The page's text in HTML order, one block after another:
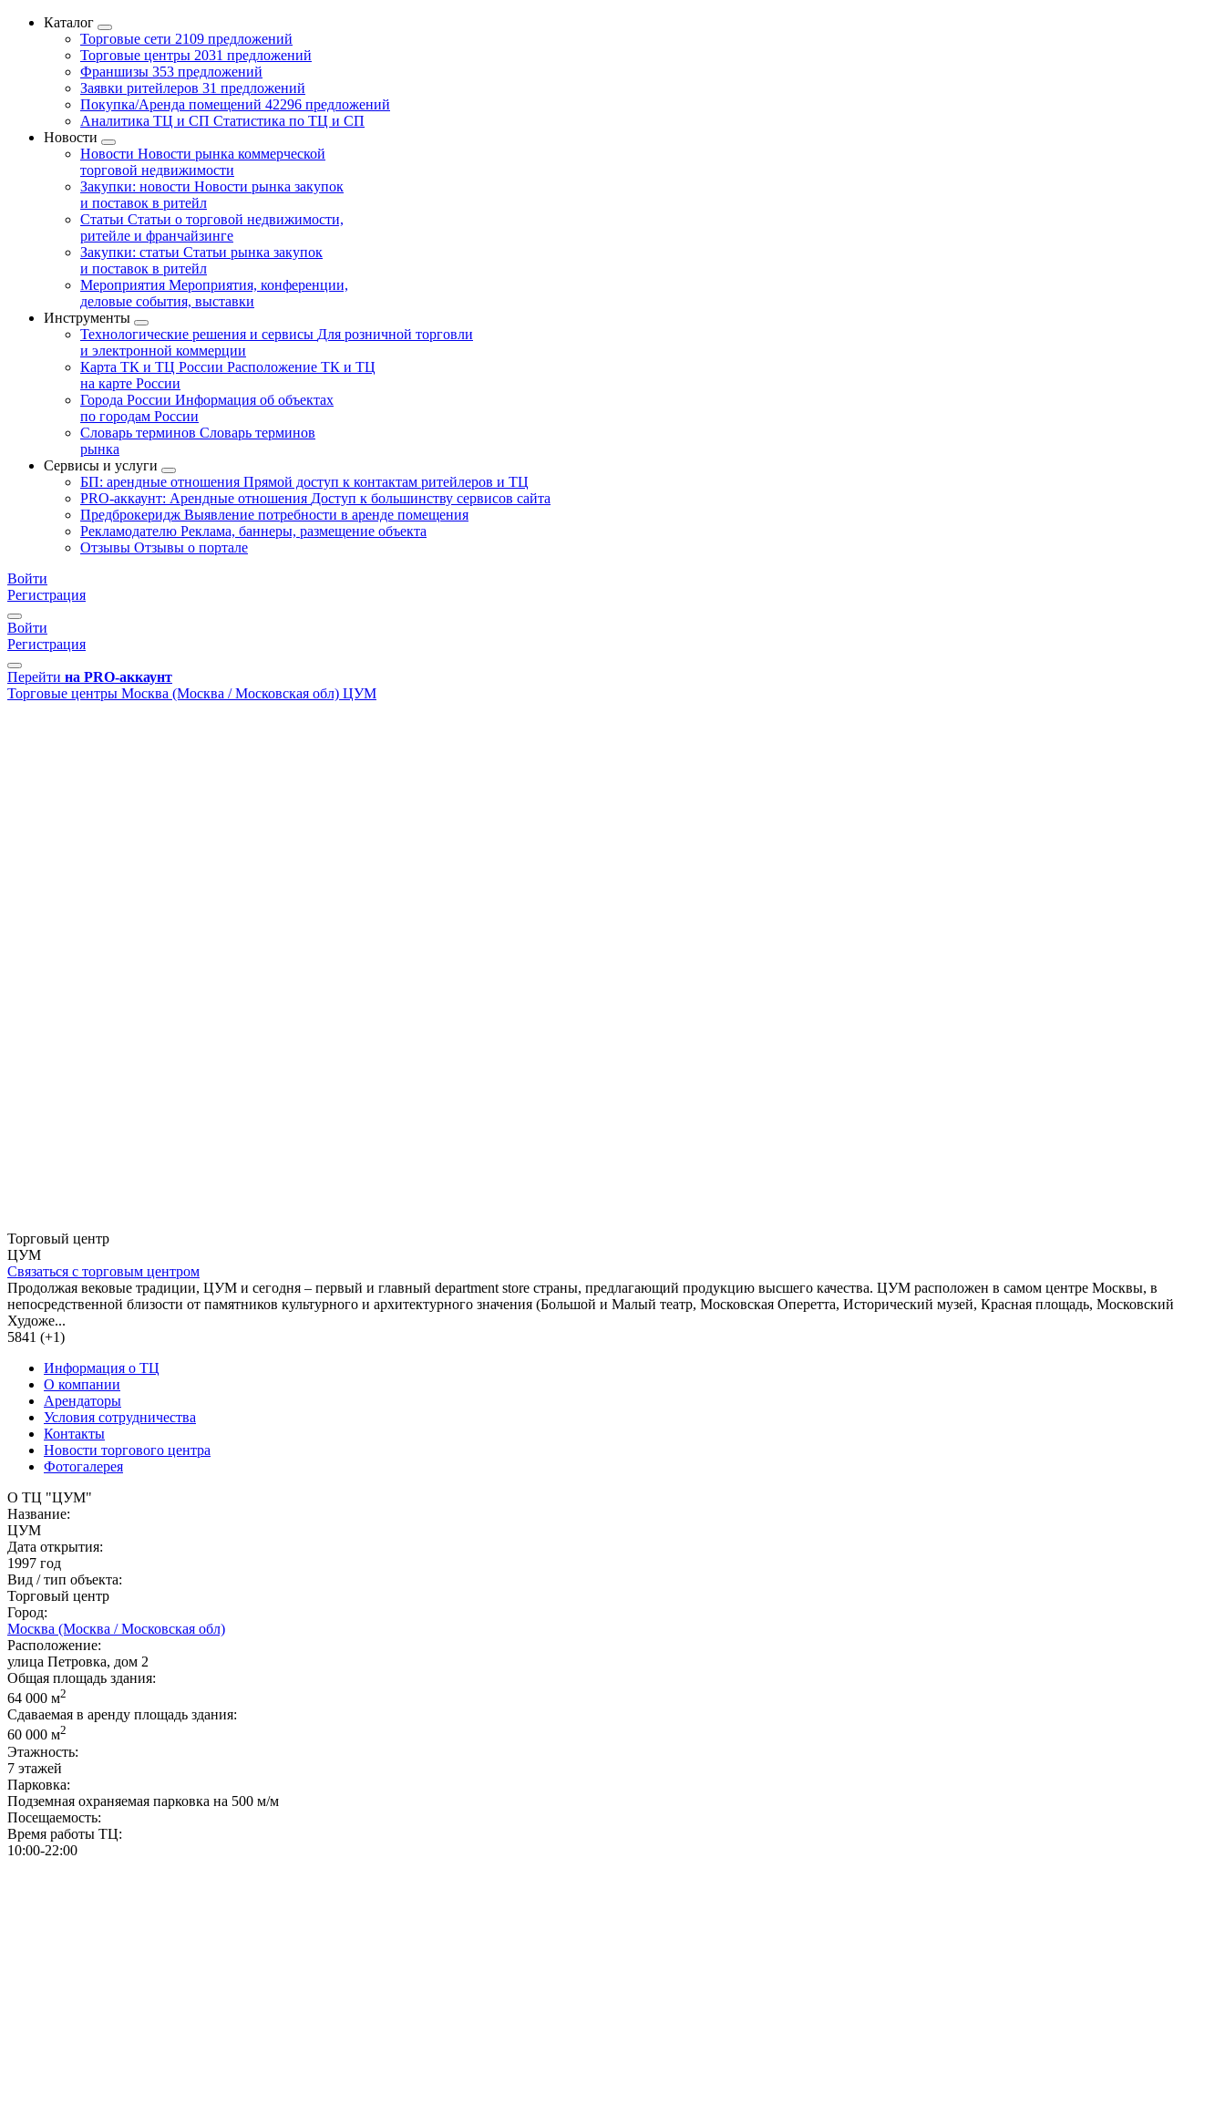
Каталог
Торговые сети 2109 предложений
Торговые центры 2031 предложений
Франшизы 353 предложений
Заявки ритейлеров 31 предложений
Покупка/Аренда помещений 42296 предложений
Аналитика ТЦ и СП Статистика по ТЦ и СП
Новости
Новости Новости рынка коммерческой
торговой недвижимости
Закупки: новости Новости рынка закупок
и поставок в ритейл
Статьи Статьи о торговой недвижимости,
ритейле и франчайзинге
Закупки: статьи Статьи рынка закупок
и поставок в ритейл
Мероприятия Мероприятия, конференции,
деловые события, выставки
Инструменты
Технологические решения и сервисы Для розничной торговли
и электронной коммерции
Карта ТК и ТЦ России Расположение ТК и ТЦ
на карте России
Города России Информация об объектах
по городам России
Словарь терминов Словарь терминов
рынка
Сервисы и услуги
БП: арендные отношения Прямой доступ к контактам ритейлеров и ТЦ
PRO-аккаунт: Арендные отношения Доступ к большинству сервисов сайта
Предброкеридж Выявление потребности в аренде помещения
Рекламодателю Реклама, баннеры, размещение объекта
Отзывы Отзывы о портале
Войти
Регистрация
Войти
Регистрация
Перейти на PRO-аккаунт
Торговые центры Москва (Москва / Московская обл) ЦУМ
Торговый центр
ЦУМ
Связаться с торговым центром
Продолжая вековые традиции, ЦУМ и сегодня – первый и главный department store страны, предлагающий продукцию высшего качества. ЦУМ расположен в самом центре Москвы, в
непосредственной близости от памятников культурного и архитектурного значения (Большой и Малый театр, Московская Оперетта, Исторический музей, Красная площадь, Московский
Художе...
5841 (+1)
Информация о ТЦ
О компании
Арендаторы
Условия сотрудничества
Контакты
Новости торгового центра
Фотогалерея
О ТЦ "ЦУМ"
Название:
ЦУМ
Дата открытия:
1997 год
Вид / тип объекта:
Торговый центр
Город:
Москва (Москва / Московская обл)
Расположение:
улица Петровка, дом 2
Общая площадь здания:
64 000 м2
Сдаваемая в аренду площадь здания:
60 000 м2
Этажность:
7 этажей
Парковка:
Подземная охраняемая парковка на 500 м/м
Посещаемость:
Время работы ТЦ:
10:00-22:00